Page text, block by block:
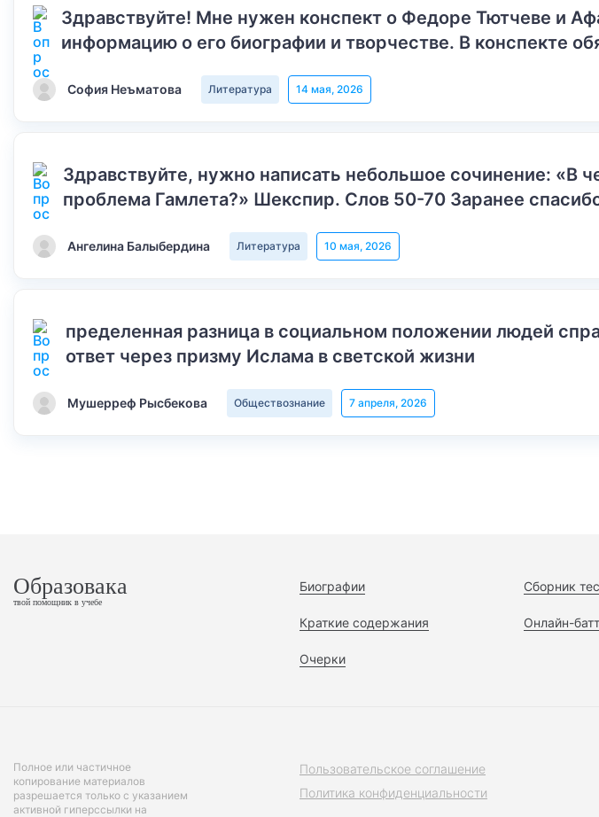
Здравствуйте! Мне нужен конспект о Федоре Тютчеве и
информацию о его биографии и творчестве. В конспекте
София Неъматова Литература 14 мая, 2026
Здравствуйте, нужно написать небольшое сочинение: «В
проблема Гамлета?» Шекспир. Слов 50-70 Заранее
Ангелина Балыбердина Литература 10 мая, 2026
пределенная разница в социальном положении людей
ответ через призму Ислама в светской жизни
Мушерреф Рысбекова Обществознание 7 апреля, 2026
Образовака
твой помощник в учебе
Биографии
Краткие содержания
Очерки
Сборник
Онлайн-
Полное или частичное
копирование материалов
разрешается только с указанием
активной гиперссылки на
Пользовательское соглашение
Политика конфиденциальности